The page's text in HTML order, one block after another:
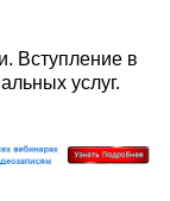
Вступление в
услуг.